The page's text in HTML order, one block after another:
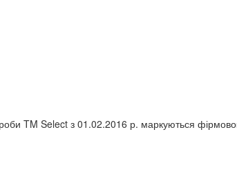
TM Select з 01.02.2016 р. маркуються